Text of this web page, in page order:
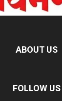
ABOUT US
FOLLOW US